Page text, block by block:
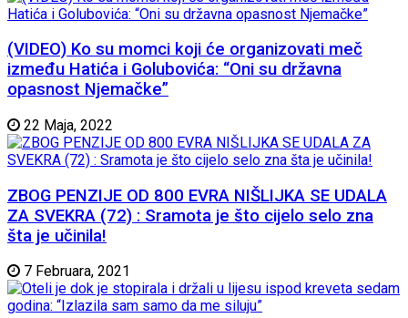
(VIDEO) Ko su momci koji će organizovati meč
između Hatića i Golubovića: “Oni su državna
opasnost Njemačke”
22 Maja, 2022
ZBOG PENZIJE OD 800 EVRA NIŠLIJKA SE UDALA
ZA SVEKRA (72) : Sramota je što cijelo selo zna
šta je učinila!
7 Februara, 2021